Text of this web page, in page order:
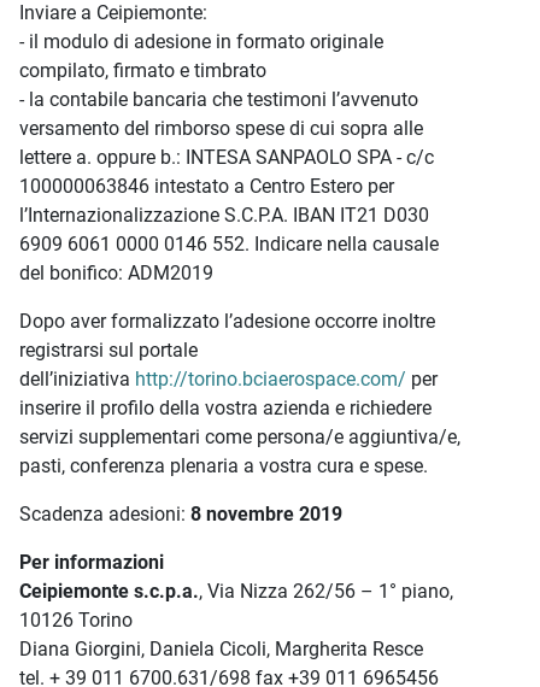
Inviare a Ceipiemonte:
- il modulo di adesione in formato originale
compilato, firmato e timbrato
- la contabile bancaria che testimoni l’avvenuto
versamento del rimborso spese di cui sopra alle
lettere a. oppure b.: INTESA SANPAOLO SPA - c/c
100000063846 intestato a Centro Estero per
l’Internazionalizzazione S.C.P.A. IBAN IT21 D030
6909 6061 0000 0146 552. Indicare nella causale
del bonifico: ADM2019
Dopo aver formalizzato l’adesione occorre inoltre
registrarsi sul portale
dell’iniziativa http://torino.bciaerospace.com/ per
inserire il profilo della vostra azienda e richiedere
servizi supplementari come persona/e aggiuntiva/e,
pasti, conferenza plenaria a vostra cura e spese.
Scadenza adesioni: 8 novembre 2019
Per informazioni
Ceipiemonte s.c.p.a., Via Nizza 262/56 – 1° piano,
10126 Torino
Diana Giorgini, Daniela Cicoli, Margherita Resce
tel. + 39 011 6700.631/698 fax +39 011 6965456